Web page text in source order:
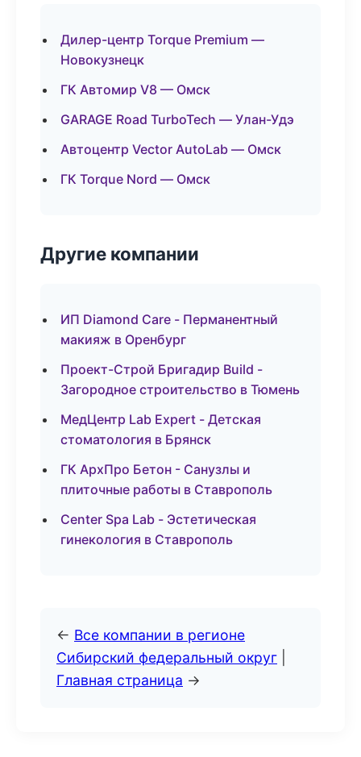
Дилер-центр Torque Premium —
Новокузнецк
ГК Автомир V8 — Омск
GARAGE Road TurboTech — Улан-Удэ
Автоцентр Vector AutoLab — Омск
ГК Torque Nord — Омск
Другие компании
ИП Diamond Care - Перманентный
макияж в Оренбург
Проект-Строй Бригадир Build -
Загородное строительство в Тюмень
МедЦентр Lab Expert - Детская
стоматология в Брянск
ГК АрхПро Бетон - Санузлы и
плиточные работы в Ставрополь
Center Spa Lab - Эстетическая
гинекология в Ставрополь
← Все компании в регионе
Сибирский федеральный округ
Главная страница →